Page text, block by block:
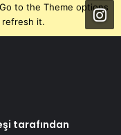
to the Theme options
it.
tarafından